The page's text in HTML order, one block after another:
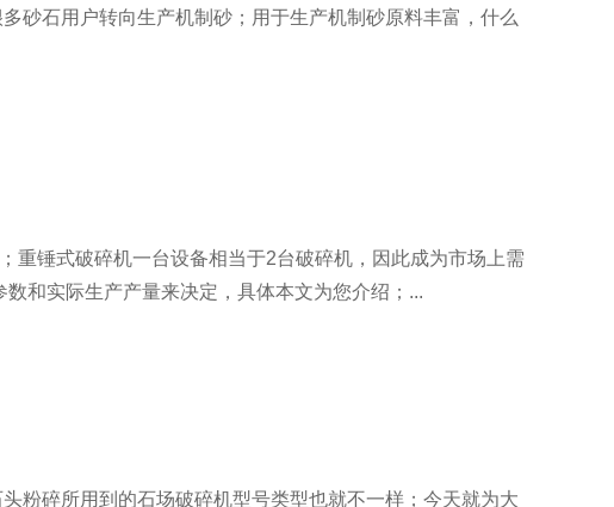
砂石用户转向生产机制砂；用于生产机制砂原料丰富，什么
重锤式破碎机一台设备相当于2台破碎机，因此成为市场上需
和实际生产产量来决定，具体本文为您介绍；...
粉碎所用到的石场破碎机型号类型也就不一样；今天就为大